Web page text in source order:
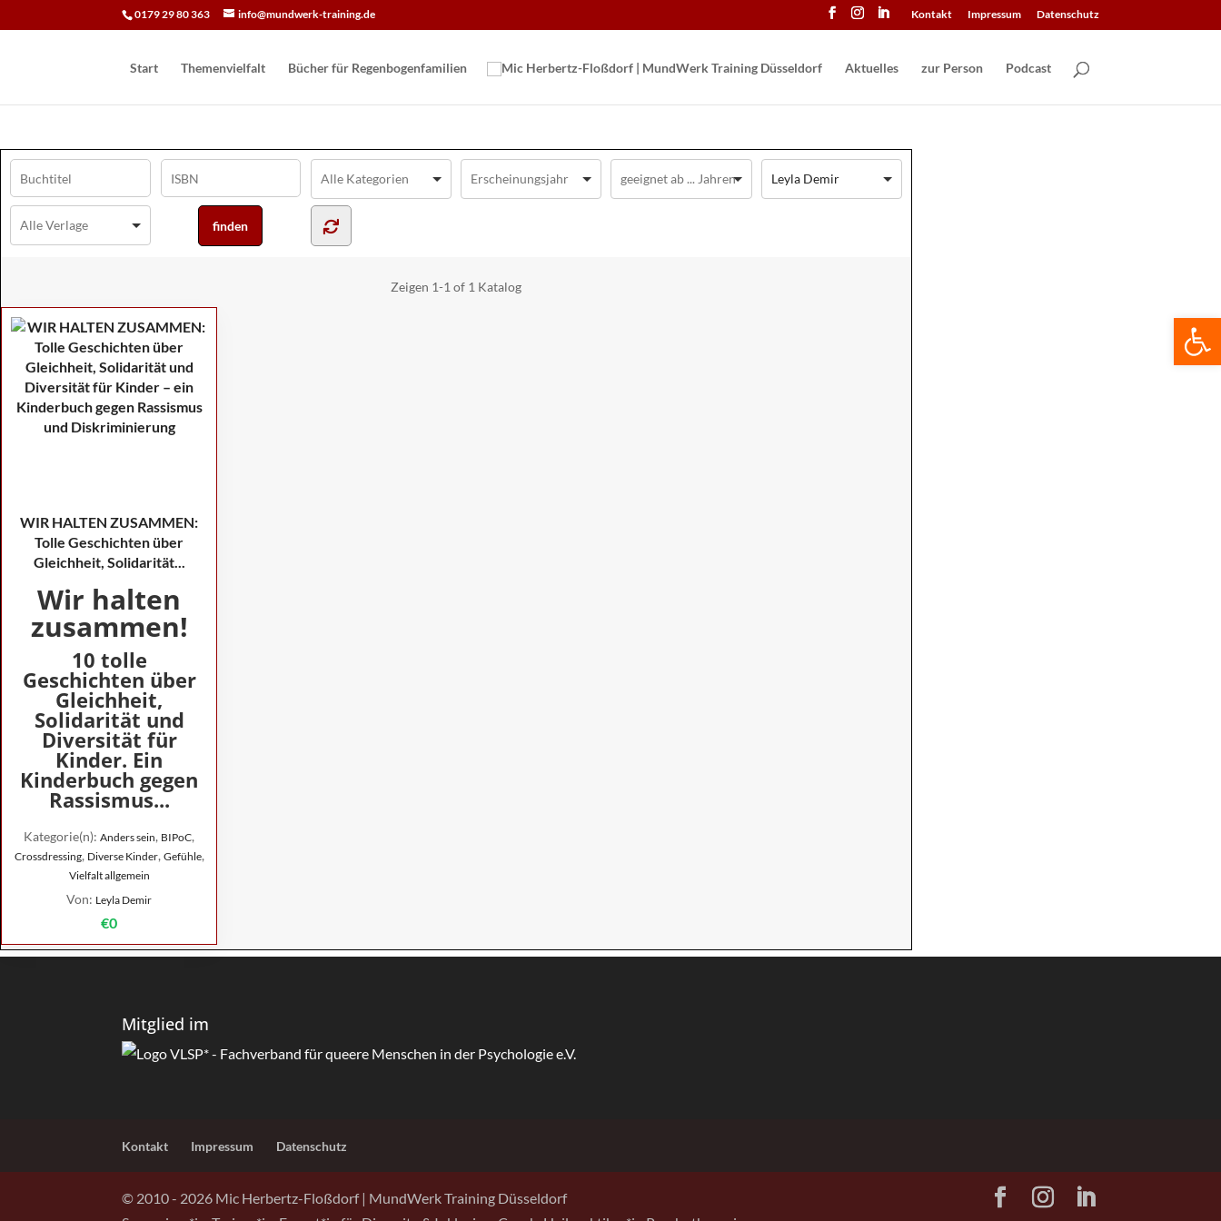
0179 29 80 363 info@mundwerk-training.de Kontakt Impressum Datenschutz
Start Themenvielfalt Bücher für Regen­bogen­familien Aktuelles zur Person Podcast
Leyla Demir
Zeigen 1-1 of 1 Katalog
WIR HALTEN ZUSAMMEN:
Tolle Geschichten über
Gleichheit, Solidarität...
Wir halten
zusammen!
10 tolle
Geschichten über
Gleichheit,
Solidarität und
Diversität für
Kinder. Ein
Kinderbuch gegen
Rassismus...
Kategorie(n): Anders sein, BIPoC,
Crossdressing, Diverse Kinder, Gefühle,
Vielfalt allgemein
Von: Leyla Demir
€0
Mitglied im
Kontakt Impressum Datenschutz
© 2010 - 2026 Mic Herbertz-Floßdorf | MundWerk Training Düsseldorf